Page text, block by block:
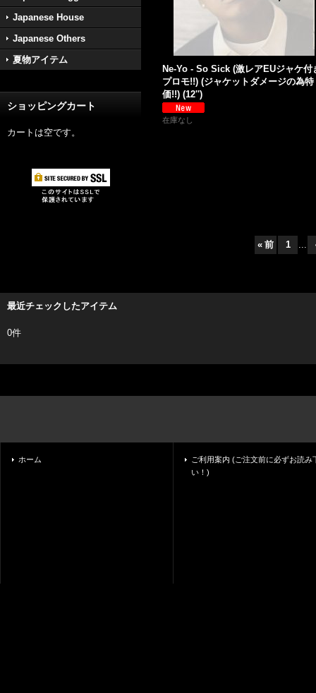
Japanese House
Japanese Others
夏物アイテム
ショッピングカート
カートは空です。
Ne-Yo - So Sick (激レアEUジャケ付
プロモ!!) (ジャケットダメージの為特
価!!) (12'')
在庫なし
« 前 1 ...
最近チェックしたアイテム
0件
ホーム
ご利用案内 (ご注文前に必ずお読み
い！)